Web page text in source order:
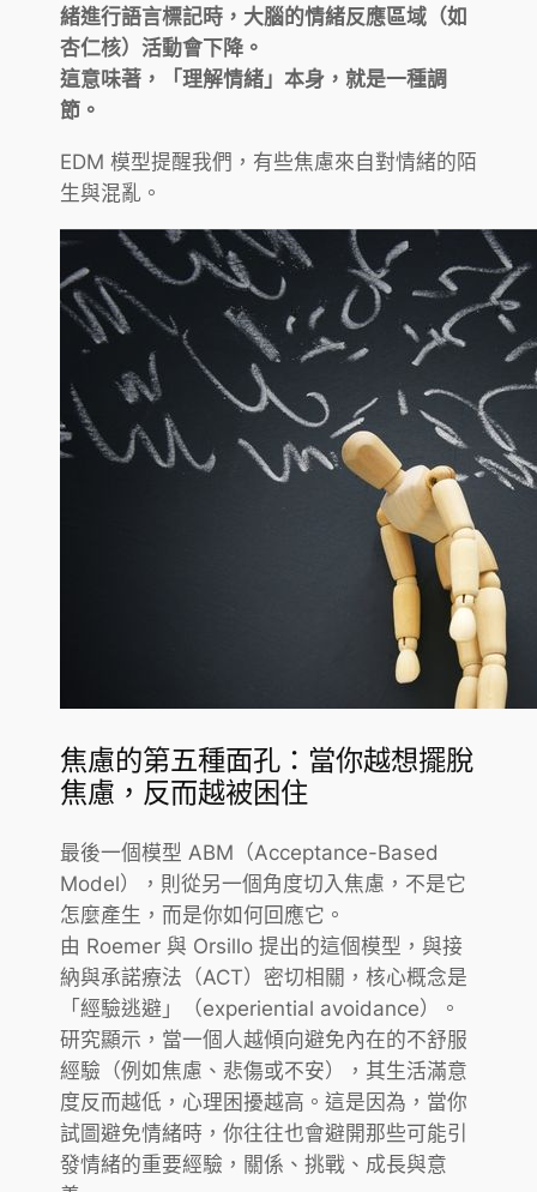
緒進行語言標記時，大腦的情緒反應區域（如
杏仁核）活動會下降。
這意味著，「理解情緒」本身，就是一種調
節。
EDM 模型提醒我們，有些焦慮來自對情緒的陌
生與混亂。
焦慮的第五種面孔：當你越想擺脫
焦慮，反而越被困住
最後一個模型 ABM（Acceptance-Based
Model），則從另一個角度切入焦慮，不是它
怎麼產生，而是你如何回應它。
由 Roemer 與 Orsillo 提出的這個模型，與接
納與承諾療法（ACT）密切相關，核心概念是
「經驗逃避」（experiential avoidance）。
研究顯示，當一個人越傾向避免內在的不舒服
經驗（例如焦慮、悲傷或不安），其生活滿意
度反而越低，心理困擾越高。這是因為，當你
試圖避免情緒時，你往往也會避開那些可能引
發情緒的重要經驗，關係、挑戰、成長與意